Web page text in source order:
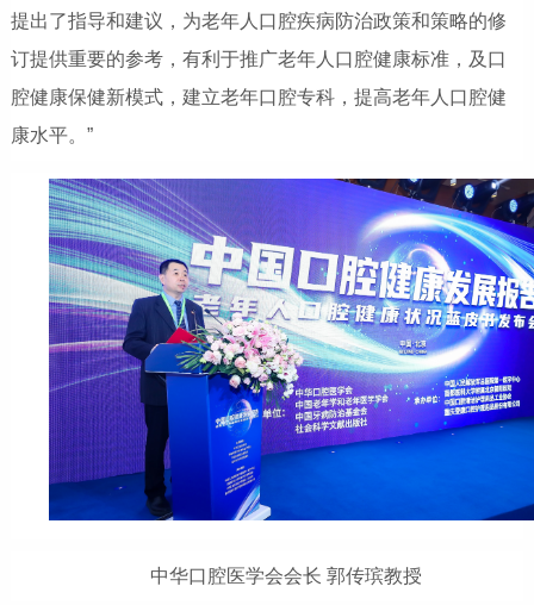
提出了指导和建议，为老年人口腔疾病防治政策和策略的修
订提供重要的参考，有利于推广老年人口腔健康标准，及口
腔健康保健新模式，建立老年口腔专科，提高老年人口腔健
康水平。”
中华口腔医学会会长 郭传瑸教授